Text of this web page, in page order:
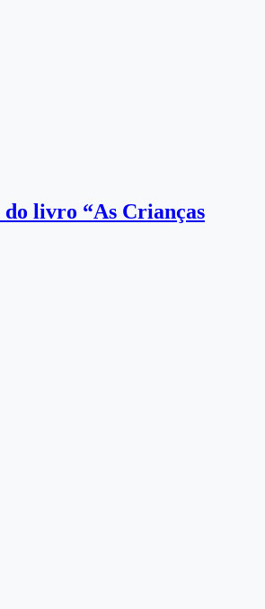
do livro “As Crianças